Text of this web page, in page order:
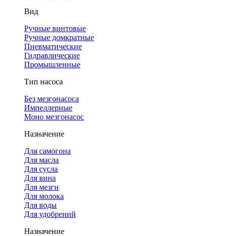
Вид
Ручные винтовые
Ручные домкратные
Пневматические
Гидравлические
Промышленные
Тип насоса
Без мезгонасоса
Импеллерные
Моно мезгонасос
Назначение
Для самогона
Для масла
Для сусла
Для вина
Для мезги
Для молока
Для воды
Для удобрений
Назначение